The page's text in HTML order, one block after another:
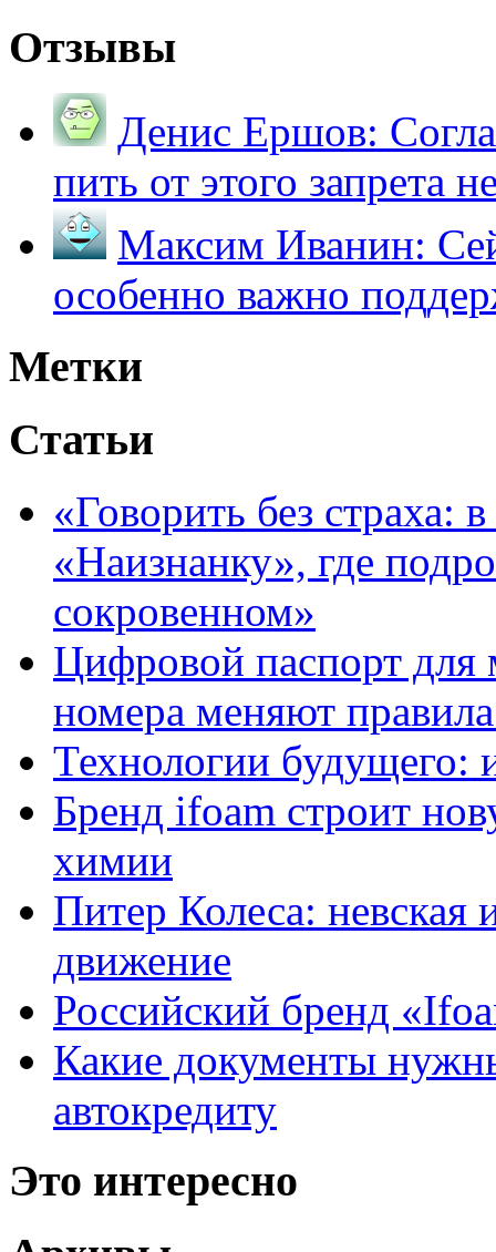
Отзывы
Денис Ершов:
пить от этого запрета
Максим Иванин:
особенно важно
Метки
Статьи
«Говорить без страха:
«Наизнанку», где
сокровенном»
Цифровой паспорт для
номера меняют
Технологии будущего:
Бренд ifoam строит
химии
Питер Колеса: невская
движение
Российский бренд
Какие документы
автокредиту
Это интересно